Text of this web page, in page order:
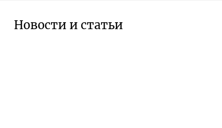
Новости и статьи